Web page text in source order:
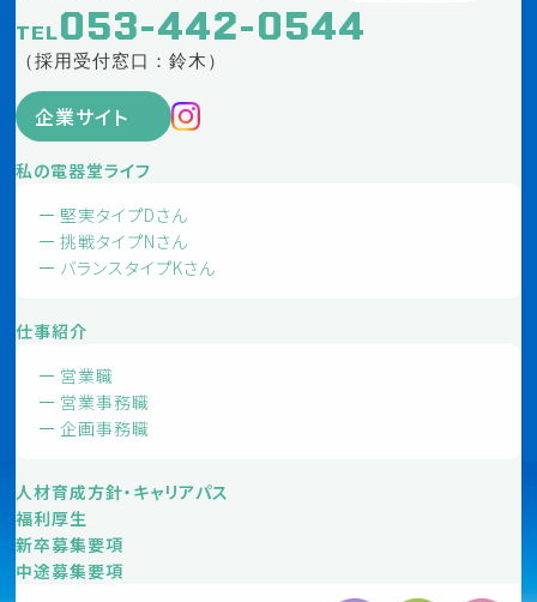
TEL053-442-0544
（採用受付窓口：鈴木）
企業サイト
私の電器堂ライフ
堅実タイプDさん
挑戦タイプNさん
バランスタイプKさん
仕事紹介
営業職
営業事務職
企画事務職
人材育成方針・キャリアパス
福利厚生
新卒募集要項
中途募集要項